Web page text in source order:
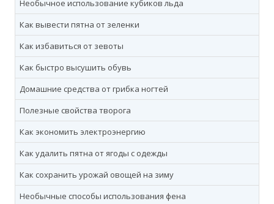
Необычное использование кубиков льда
Как вывести пятна от зеленки
Как избавиться от зевоты
Как быстро высушить обувь
Домашние средства от грибка ногтей
Полезные свойства творога
Как экономить электроэнергию
Как удалить пятна от ягоды с одежды
Как сохранить урожай овощей на зиму
Необычные способы использования фена